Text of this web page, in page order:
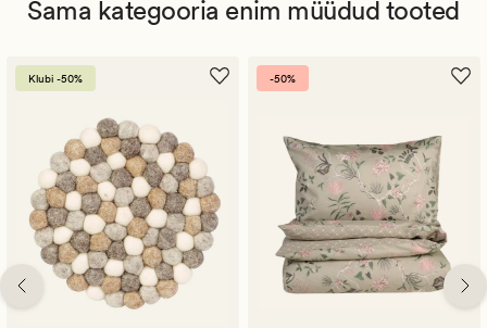
Sama kategooria enim müüdud tooted
Klubi -50% -50%